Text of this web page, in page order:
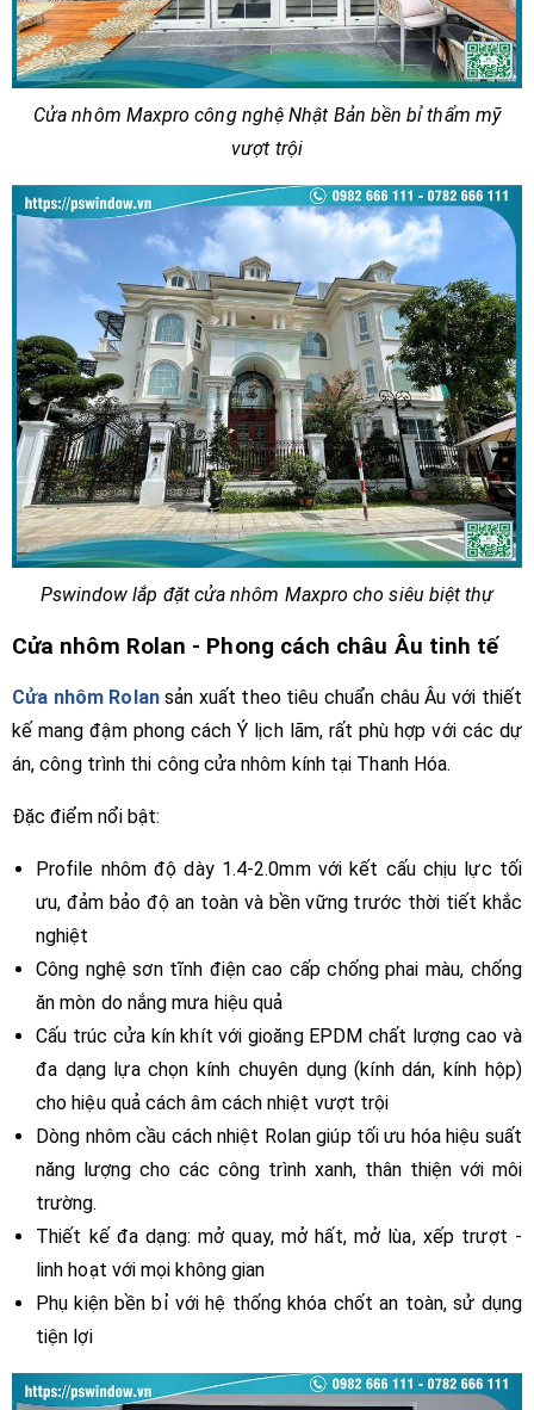
Cửa nhôm Maxpro công nghệ Nhật Bản bền bỉ thẩm mỹ
vượt trội
Pswindow lắp đặt cửa nhôm Maxpro cho siêu biệt thự
Cửa nhôm Rolan - Phong cách châu Âu tinh tế
Cửa nhôm Rolansản xuất theo tiêu chuẩn châu Âu với thiết
kế mang đậm phong cách Ý lịch lãm, rất phù hợp với các dự
án, công trình thi công cửa nhôm kính tại Thanh Hóa.
Đặc điểm nổi bật:
Profile nhôm độ dày 1.4-2.0mm với kết cấu chịu lực tối
ưu, đảm bảo độ an toàn và bền vững trước thời tiết khắc
nghiệt
Công nghệ sơn tĩnh điện cao cấp chống phai màu, chống
ăn mòn do nắng mưa hiệu quả
Cấu trúc cửa kín khít với gioăng EPDM chất lượng cao và
đa dạng lựa chọn kính chuyên dụng (kính dán, kính hộp)
cho hiệu quả cách âm cách nhiệt vượt trội
Dòng nhôm cầu cách nhiệt Rolan giúp tối ưu hóa hiệu suất
năng lượng cho các công trình xanh, thân thiện với môi
trường.
Thiết kế đa dạng: mở quay, mở hất, mở lùa, xếp trượt -
linh hoạt với mọi không gian
Phụ kiện bền bỉ với hệ thống khóa chốt an toàn, sử dụng
tiện lợi